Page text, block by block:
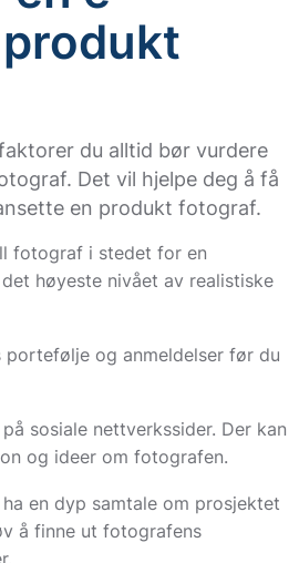
du alltid bør vurdere
Det vil hjelpe deg å få
en produkt fotograf.
fotograf i stedet for en
høyeste nivået av realistiske
portefølje og anmeldelser før du
sosiale nettverkssider. Der kan
og ideer om fotografen.
en dyp samtale om prosjektet
å finne ut fotografens